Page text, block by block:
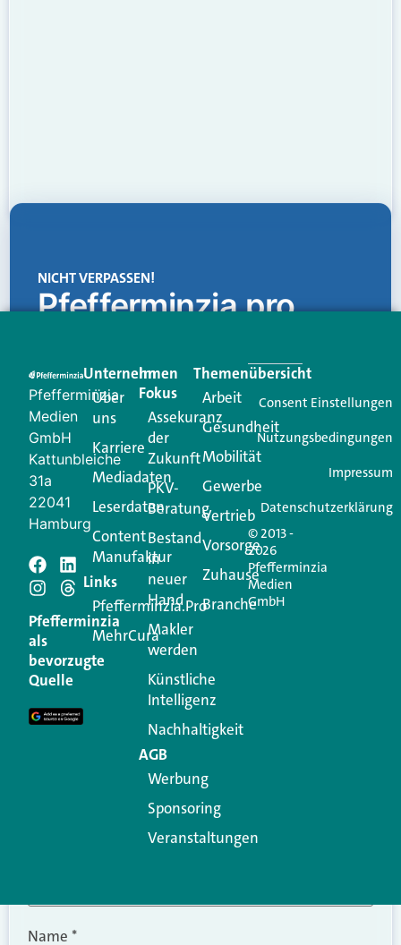
NICHT VERPASSEN!
Pfefferminzia.pro
Creator für Ihre Kundenkommunikation. Alles, was
Ihren Vertriebsalltag leichter macht. Mit nur einem
Login.
Jetzt anmelden
Schreiben Sie einen
Kommentar
Ihre E-Mail-Adresse wird nicht veröffentlicht.
Erforderliche Felder sind mit
Kommentar
Name *
Pfefferminzia
Medien
GmbH
Kattunbleiche
31a
22041
Hamburg
Pfefferminzia
als
bevorzugte
Quelle
Unternehmen
Über
uns
Karriere
Mediadaten
Leserdaten
Content
Manufaktur
Links
Pfefferminzia.Pro
MehrCura
Im
Fokus
Assekuranz
der
Zukunft
PKV-
Beratung
Bestand
in
neuer
Hand
Makler
werden
Künstliche
Intelligenz
Nachhaltigkeit
AGB
Werbung
Sponsoring
Veranstaltungen
Themenübersicht
Arbeit
Gesundheit
Mobilität
Gewerbe
Vertrieb
Vorsorge
Zuhause
Branche
© 2013 -
2026
Pfefferminzia
Medien
GmbH
Consent Einstellungen
Nutzungsbedingungen
Impressum
Datenschutzerklärung